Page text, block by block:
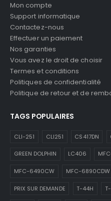
Mon compte
Support informatique
Contactez-nous
Effectuer un paiement
Nos garanties
Vous avez le droit de choisir
Termes et conditions
Politiques de confidentialité
Politique de retour et de
TAGS POPULAIRES
CLI-251 CLI251 CS417DN
GREEN DOLPHIN LC406
MFC-6490CW MFC-6890CDW
PRIX SUR DEMANDE T-44H